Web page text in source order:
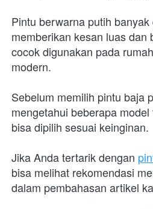
Pintu berwarna putih
memberikan kesan luas dan
cocok digunakan pada
modern.
Sebelum memilih pintu baja
mengetahui beberapa
bisa dipilih sesuai keinginan.
Jika Anda tertarik dengan
bisa melihat rekomendasi
dalam pembahasan artikel